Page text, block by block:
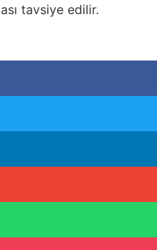
tavsiye edilir.